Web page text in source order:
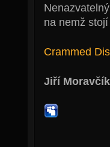
na nemž
Crammed
Jiří Moravčík